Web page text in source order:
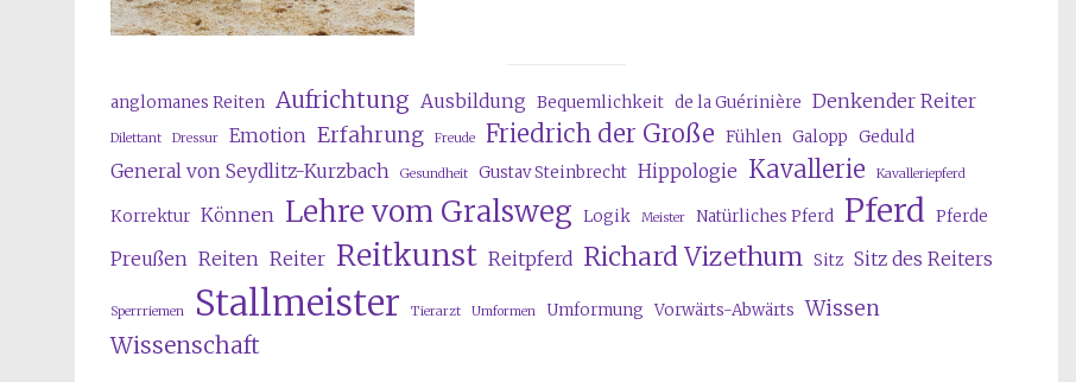
anglomanes Reiten Aufrichtung Ausbildung Bequemlichkeit de la Guérinière Denkender Reiter
Dilettant Dressur Emotion Erfahrung Freude Friedrich der Große Fühlen Galopp Geduld
General von Seydlitz-Kurzbach Gesundheit Gustav Steinbrecht Hippologie Kavallerie Kavalleriepferd
Korrektur Können Lehre vom Gralsweg Logik Meister Natürliches Pferd Pferd Pferde
Preußen Reiten Reiter Reitkunst Reitpferd Richard Vizethum Sitz Sitz des Reiters
Sperrriemen Stallmeister Tierarzt Umformen Umformung Vorwärts-Abwärts Wissen
Wissenschaft